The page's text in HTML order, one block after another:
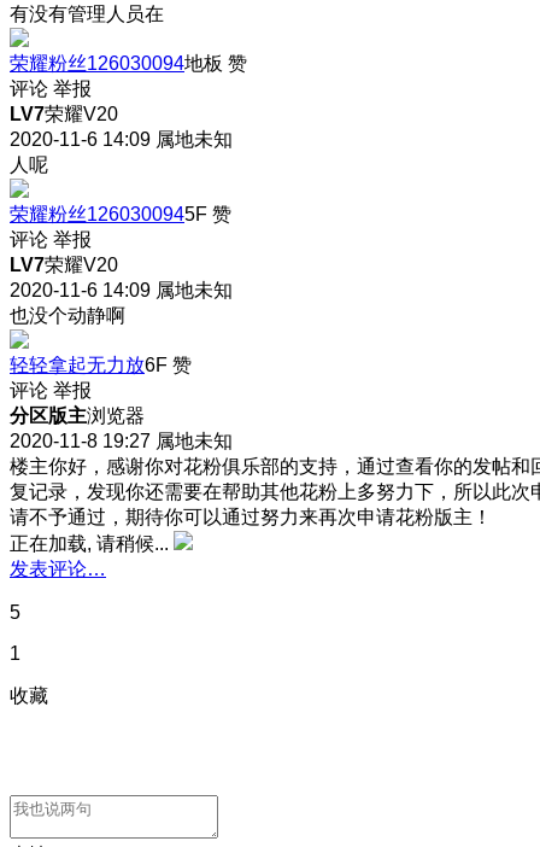
有没有管理人员在
荣耀粉丝126030094地板 赞
评论 举报
LV7荣耀V20
2020-11-6 14:09 属地未知
人呢
荣耀粉丝1260300945F 赞
评论 举报
LV7荣耀V20
2020-11-6 14:09 属地未知
也没个动静啊
轻轻拿起无力放6F 赞
评论 举报
分区版主浏览器
2020-11-8 19:27 属地未知
楼主你好，感谢你对花粉俱乐部的支持，通过查看你的发帖和
复记录，发现你还需要在帮助其他花粉上多努力下，所以此次
请不予通过，期待你可以通过努力来再次申请花粉版主！
正在加载, 请稍候...
发表评论…
5
1
收藏